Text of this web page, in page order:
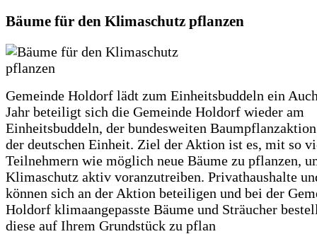
Bäume für den Klimaschutz pflanzen
Gemeinde Holdorf lädt zum Einheitsbuddeln ein
Jahr beteiligt sich die Gemeinde Holdorf wieder am
Einheitsbuddeln, der bundesweiten
der deutschen Einheit. Ziel der Aktion ist es, mit so
Teilnehmern wie möglich neue Bäume zu pflanzen,
Klimaschutz aktiv voranzutreiben. Privathaushalte
können sich an der Aktion beteiligen und bei der
Holdorf klimaangepasste Bäume und Sträucher
diese auf Ihrem Grundstück zu pflan